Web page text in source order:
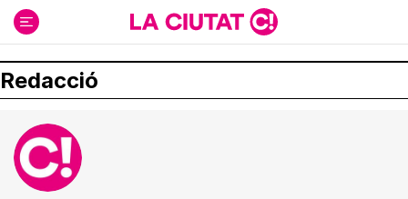
contenido
Redacció